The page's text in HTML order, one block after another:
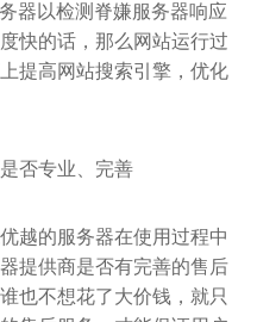
器以检测脊嫌服务器响应
快的话，那么网站运行过
提高网站搜索引擎，优化
否专业、完善
越的服务器在使用过程中
提供商是否有完善的售后
也不想花了大价钱，就只